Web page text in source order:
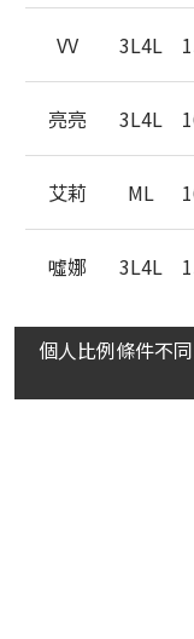
VV 3L4L
亮亮 3L4L
艾莉 ML
噓娜 3L4L
個人比例條件不